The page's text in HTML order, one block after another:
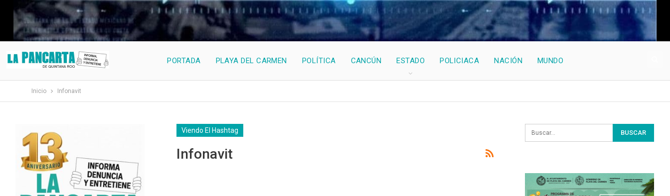
PORTADA PLAYA DEL CARMEN POLÍTICA CANCÚN ESTADO POLICIACA NACIÓN MUNDO
Inicio Infonavit
Viendo El Hashtag
Infonavit